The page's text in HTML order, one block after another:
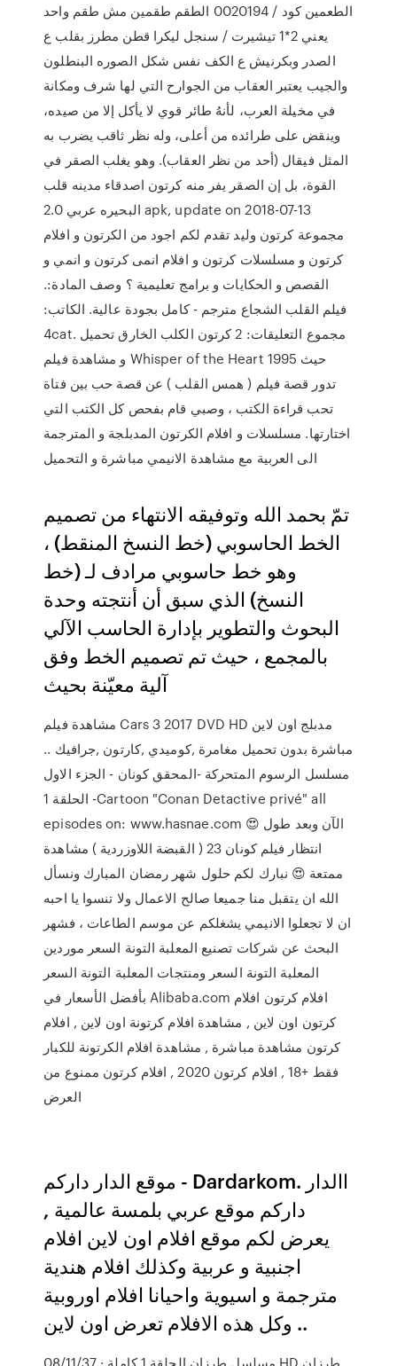
الطعمين كود / 0020194 الطقم طقمين مش طقم واحد
يعني 2*1 تيشيرت / سنجل ليكرا قطن مطرز بقلب ع
الصدر وبكرنيش ع الكف نفس شكل الصوره البنطلون
والجيب يعتبر العقاب من الجوارح التي لها شرف ومكانة
في مخيلة العرب، لأنهُ طائر قوي لا يأكل إلا من صيده،
وينقض على طرائده من أعلى، وله نظر ثاقب يضرب به
المثل فيقال (أحد من نظر العقاب). وهو يغلب الصقر في
القوة، بل إن الصقر يفر منه كرتون اصدقاء مدينه قلب
البحيره عربي 2.0 apk, update on 2018-07-13
مجموعة كرتون وليد تقدم لكم اجود من الكرتون و افلام
كرتون و مسلسلات كرتون و افلام انمى كرتون و انمي و
القصص و الحكايات و برامج تعليمية ؟ وصف المادة:.
فيلم القلب الشجاع مترجم - كامل بجودة عالية. الكاتب:
4cat. مجموع التعليقات: 2 كرتون الكلب الخارق تحميل
و مشاهدة فيلم Whisper of the Heart 1995 حيث
تدور قصة فيلم ( همس القلب ) عن قصة حب بين فتاة
تحب قراءة الكتب ، وصبي قام بفحص كل الكتب التي
اختارتها. مسلسلات و افلام الكرتون المدبلجة و المترجمة
الى العربية مع مشاهدة الانيمي مباشرة و التحميل
تمّ بحمد الله وتوفيقه الانتهاء من تصميم
الخط الحاسوبي (خط النسخ المنقط) ،
وهو خط حاسوبي مرادف لـ (خط
النسخ) الذي سبق أن أنتجته وحدة
البحوث والتطوير بإدارة الحاسب الآلي
بالمجمع ، حيث تم تصميم الخط وفق
آلية معيّنة بحيث
مشاهدة فيلم Cars 3 2017 DVD HD مدبلج اون لاين
مباشرة بدون تحميل مغامرة ,كوميدي ,كارتون ,جرافيك ..
مسلسل الرسوم المتحركة -المحقق كونان - الجزء الاول
- الحلقة 1Cartoon "Conan Detactive privé" all
episodes on: www.hasnae.com 😍 الآن وبعد طول
انتظار فيلم كونان 23 ( القبضة اللاوزردية ) مشاهدة
ممتعة 😍 نبارك لكم حلول شهر رمضان المبارك ونسأل
الله ان يتقبل منا جميعا صالح الاعمال ولا تنسوا يا احبه
ان لا تجعلوا الانيمي يشغلكم عن موسم الطاعات ، فشهر
البحث عن شركات تصنيع المعلبة التونة السعر موردين
المعلبة التونة السعر ومنتجات المعلبة التونة السعر
بأفضل الأسعار في Alibaba.com افلام كرتون افلام
كرتون اون لاين , مشاهدة افلام كرتونة اون لاين , افلام
كرتون مشاهدة مباشرة , مشاهدة افلام الكرتونة للكبار
فقط +18 , افلام كرتون 2020 , افلام كرتون ممنوع من
العرض
موقع الدار داركم - Dardarkom. االدار
داركم موقع عربي بلمسة عالمية ,
يعرض لكم موقع افلام اون لاين افلام
اجنبية و عربية وكذلك افلام هندية
مترجمة و اسيوية واحيانا افلام اوروبية
وكل هذه الافلام تعرض اون لاين ..
08/11/37 · مسلسل طرزان الحلقة 1 كاملة HD طرزان